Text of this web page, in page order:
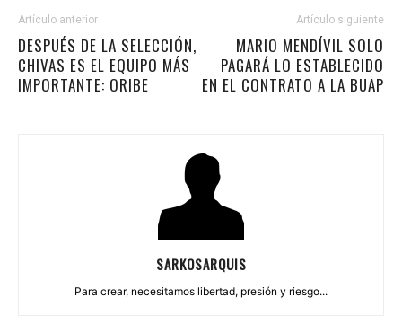
Artículo anterior
DESPUÉS DE LA SELECCIÓN,
CHIVAS ES EL EQUIPO MÁS
IMPORTANTE: ORIBE
Artículo siguiente
MARIO MENDÍVIL SOLO
PAGARÁ LO ESTABLECIDO
EN EL CONTRATO A LA BUAP
SARKOSARQUIS
Para crear, necesitamos libertad, presión y riesgo...